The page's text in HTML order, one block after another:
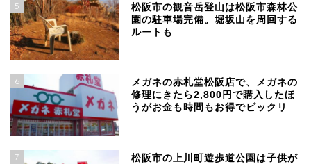
5
松阪市の観音岳登山は松阪市森林公
園の駐車場完備。堀坂山を周回する
ルートも
6
メガネの赤札堂松阪店で、メガネの
修理にきたら2,800円で購入したほ
うがお金も時間もお得でビックリ
7
松阪市の上川町遊歩道公園は子供が